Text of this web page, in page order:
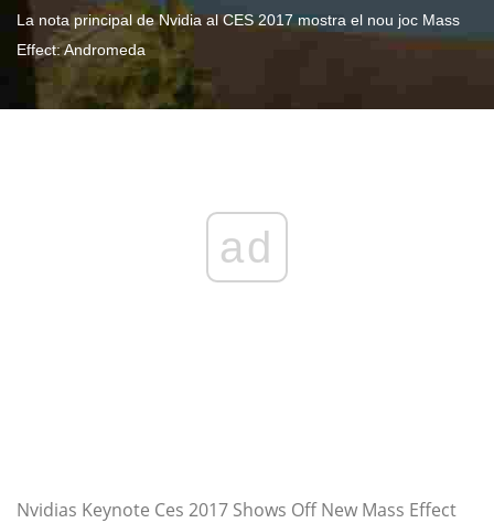
La nota principal de Nvidia al CES 2017 mostra el nou joc Mass
Effect: Andromeda
ad
Nvidias Keynote Ces 2017 Shows Off New Mass Effect